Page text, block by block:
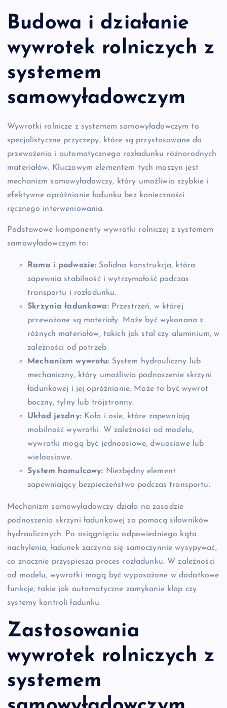
Budowa i działanie
wywrotek rolniczych z
systemem
samowyładowczym
Wywrotki rolnicze z systemem samowyładowczym to
specjalistyczne przyczepy, które są przystosowane do
przewożenia i automatycznego rozładunku różnorodnych
materiałów. Kluczowym elementem tych maszyn jest
mechanizm samowyładowczy, który umożliwia szybkie i
efektywne opróżnianie ładunku bez konieczności
ręcznego interweniowania.
Podstawowe komponenty wywrotki rolniczej z systemem
samowyładowczym to:
Rama i podwozie: Solidna konstrukcja, która
zapewnia stabilność i wytrzymałość podczas
transportu i rozładunku.
Skrzynia ładunkowa:Przestrzeń, w której
przewożone są materiały. Może być wykonana z
różnych materiałów, takich jak stal czy aluminium, w
zależności od potrzeb.
Mechanizm wywrotu: System hydrauliczny lub
mechaniczny, który umożliwia podnoszenie skrzyni
ładunkowej i jej opróżnianie. Może to być wywrot
boczny, tylny lub trójstronny.
Układ jezdny:Koła i osie, które zapewniają
mobilność wywrotki. W zależności od modelu,
wywrotki mogą być jednoosiowe, dwuosiowe lub
wieloosiowe.
System hamulcowy: Niezbędny element
zapewniający bezpieczeństwo podczas transportu.
Mechanizm samowyładowczy działa na zasadzie
podnoszenia skrzyni ładunkowej za pomocą siłowników
hydraulicznych. Po osiągnięciu odpowiedniego kąta
nachylenia, ładunek zaczyna się samoczynnie wysypywać,
co znacznie przyspiesza proces rozładunku. W zależności
od modelu, wywrotki mogą być wyposażone w dodatkowe
funkcje, takie jak automatyczne zamykanie klap czy
systemy kontroli ładunku.
Zastosowania
wywrotek rolniczych z
systemem